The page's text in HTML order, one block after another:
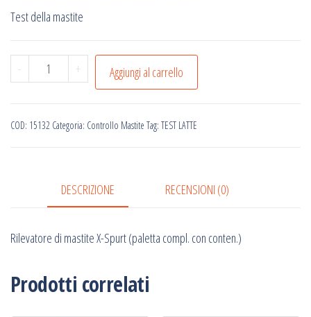
Test della mastite
-
Rilevatore
di
X-
-
15132
quantità
+ Aggiungi al carrello
COD: 15132 Categoria: Controllo Mastite Tag: TEST LATTE
DESCRIZIONE RECENSIONI (0)
Rilevatore di mastite X-Spurt (paletta compl. con conten.)
Prodotti correlati